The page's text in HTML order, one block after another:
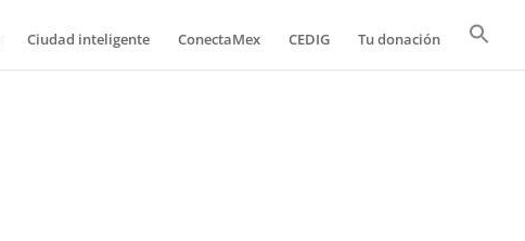
Ciudad inteligente ConectaMex CEDIG Tu donación